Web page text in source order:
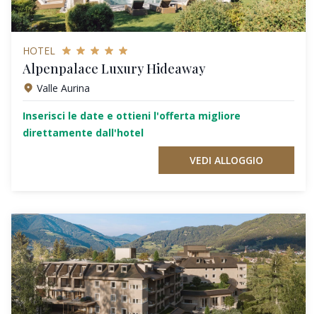
HOTEL
Alpenpalace Luxury Hideaway
Valle Aurina
Inserisci le date e ottieni l'offerta migliore
direttamente dall'hotel
VEDI ALLOGGIO